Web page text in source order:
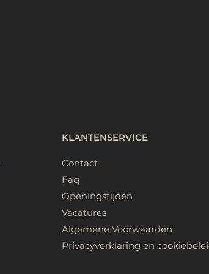
KLANTENSERVICE
Contact
Faq
Openingstijden
Vacatures
Algemene Voorwaarden
Privacyverklaring en